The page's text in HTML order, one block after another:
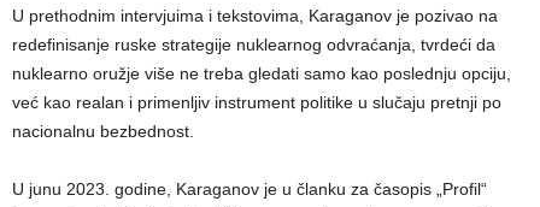
U prethodnim intervjuima i tekstovima, Karaganov je pozivao na
redefinisanje ruske strategije nuklearnog odvraćanja, tvrdeći da
nuklearno oružje više ne treba gledati samo kao poslednju opciju,
već kao realan i primenljiv instrument politike u slučaju pretnji po
nacionalnu bezbednost.
U junu 2023. godine, Karaganov je u članku za časopis „Profil“